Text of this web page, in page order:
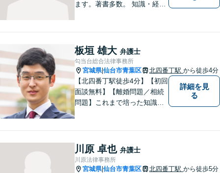
ます。著書多数。 知識・経験
板垣 雄大 弁護士
勾当台総合法律事務所
宮城県|仙台市青葉区 北四番丁駅 から徒歩4分
【北四番丁駅徒歩4分】【初回
面談無料】【離婚問題／相続
問題】これまで培った知識と
対応可能】丁寧かつ迅速多対
応でお悩みを解決します。
【明朗な料金体系】お気軽に
詳細を見
る
川原 卓也 弁護士
川原法律事務所
宮城県|仙台市青葉区 北四番丁駅 から徒歩5分